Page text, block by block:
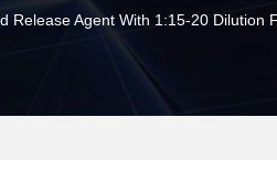
Release Agent With 1:15-20 Dilution